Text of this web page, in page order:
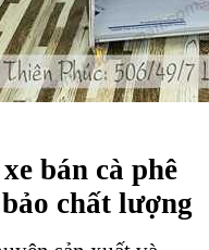
bán cà phê
chất lượng